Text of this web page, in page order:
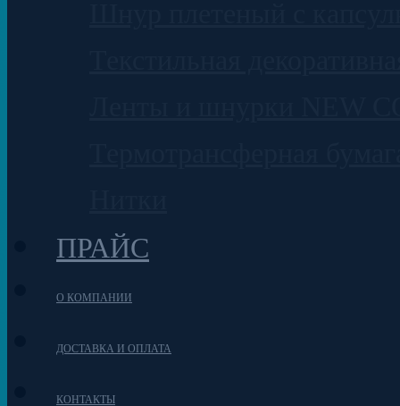
ПРАЙС
О КОМПАНИИ
ДОСТАВКА И ОПЛАТА
КОНТАКТЫ